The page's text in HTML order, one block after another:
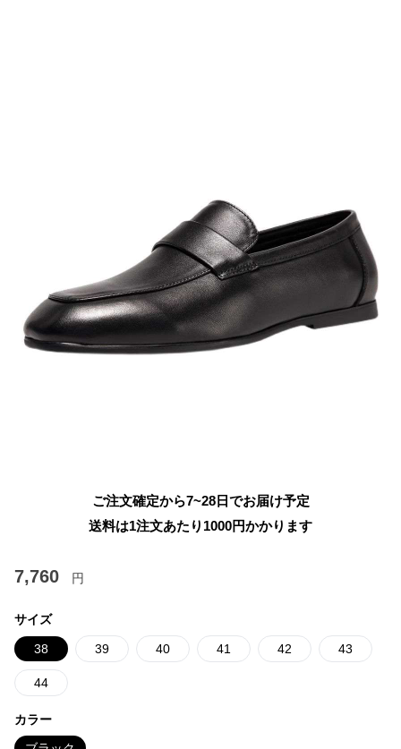
ご注文確定から7~28日でお届け予定
送料は1注文あたり 1000円かかります
7,760 円
サイズ
38 39 40 41 42 43
44
カラー